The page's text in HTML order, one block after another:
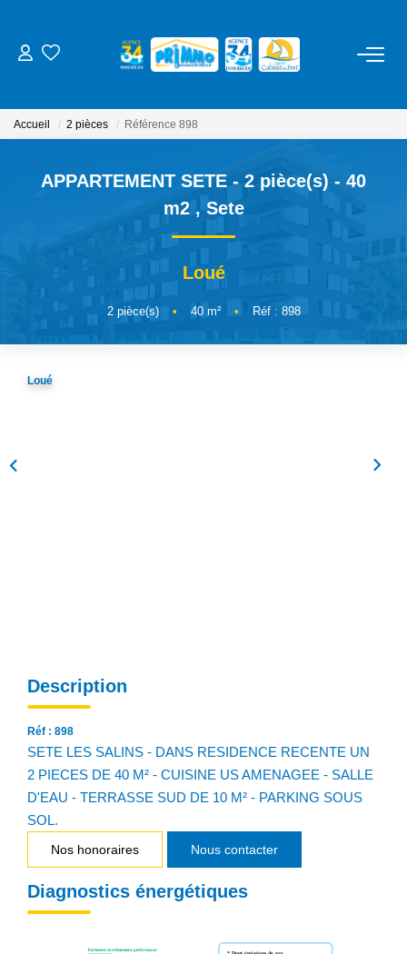
ESTIMER
NOS SERVICES
Accueil 2 pièces Référence 898
APPARTEMENT SETE - 2 pièce(s) - 40
m2 , Sete
Loué
2pièce(s) • 40m² • Réf : 898
Loué
Description
Réf : 898
SETE LES SALINS - DANS RESIDENCE RECENTE UN
2 PIECES DE 40 M² - CUISINE US AMENAGEE - SALLE
D'EAU - TERRASSE SUD DE 10 M² - PARKING SOUS
SOL.
Nos honoraires Nous contacter
Diagnostics énergétiques